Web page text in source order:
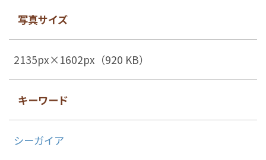
写真サイズ
2135px×1602px（920 KB）
キーワード
シーガイア